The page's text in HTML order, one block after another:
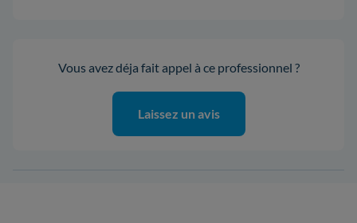
Vous avez déja fait appel à ce professionnel ?
Laissez un avis